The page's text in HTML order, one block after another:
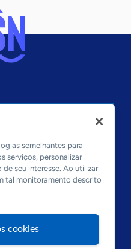
semelhantes para
serviços, personalizar
seu interesse. Ao utilizar
tal monitoramento descrito
cookies